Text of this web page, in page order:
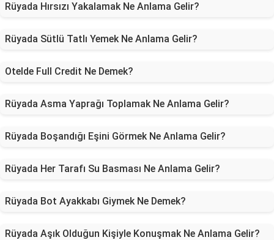
Rüyada Hırsızı Yakalamak Ne Anlama Gelir?
Rüyada Sütlü Tatlı Yemek Ne Anlama Gelir?
Otelde Full Credit Ne Demek?
Rüyada Asma Yaprağı Toplamak Ne Anlama Gelir?
Rüyada Boşandığı Eşini Görmek Ne Anlama Gelir?
Rüyada Her Tarafı Su Basması Ne Anlama Gelir?
Rüyada Bot Ayakkabı Giymek Ne Demek?
Rüyada Aşık Olduğun Kişiyle Konuşmak Ne Anlama Gelir?